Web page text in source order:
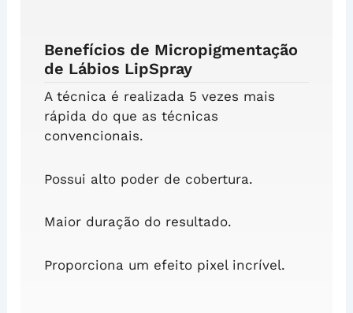
Benefícios de Micropigmentação
de Lábios LipSpray
A técnica é realizada 5 vezes mais
rápida do que as técnicas
convencionais.
Possui alto poder de cobertura.
Maior duração do resultado.
Proporciona um efeito pixel incrível.